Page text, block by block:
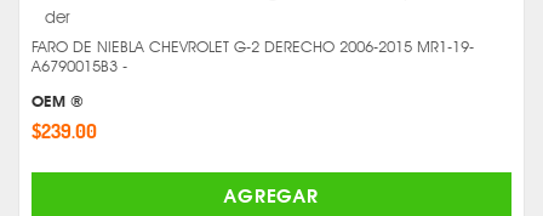
FARO DE NIEBLA CHEVROLET G-2 DERECHO 2006-2015 MR1-19-
A6790015B3 -
OEM ®
$239.00
AGREGAR